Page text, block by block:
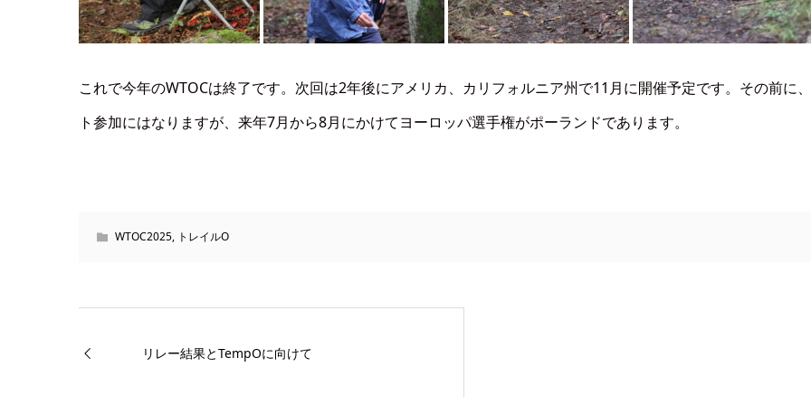
これで今年のWTOCは終了です。次回は2年後にアメリカ、カリフォルニア州で11月に開催予定です。その前に
ト参加にはなりますが、来年7月から8月にかけてヨーロッパ選手権がポーランドであります。
WTOC2025, トレイルO
リレー結果とTempOに向けて